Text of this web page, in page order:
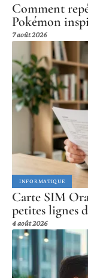
Comment
Pokémon
7 août 2026
INFORMATIQUE
Carte SIM
petites lignes
4 août 2026